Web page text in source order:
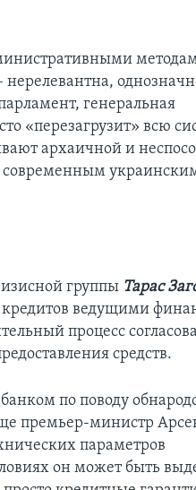
нерелевантна,
генеральная
«перезагрузит» всю
архаичной и
современным
группы Тарас
кредитов ведущими
процесс
средств.
по поводу
премьер-министр
параметров
он может быть